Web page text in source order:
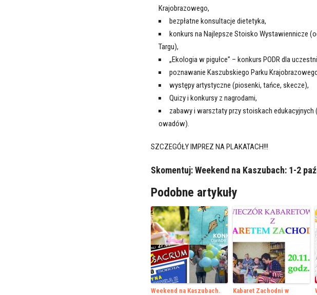
Krajobrazowego,
bezpłatne konsultacje dietetyka,
konkurs na Najlepsze Stoisko Wystawiennicze
Targu),
„Ekologia w pigułce” – konkurs PODR dla
poznawanie Kaszubskiego Parku
występy artystyczne (piosenki, tańce, skecze),
Quizy i konkursy z nagrodami,
zabawy i warsztaty przy stoiskach
owadów).
SZCZEGÓŁY IMPREZ NA PLAKATACH!!!
Skomentuj:Weekend na Kaszubach: 1-2
Podobne artykuły
Weekend na Kaszubach.
Kabaret Zachodni w